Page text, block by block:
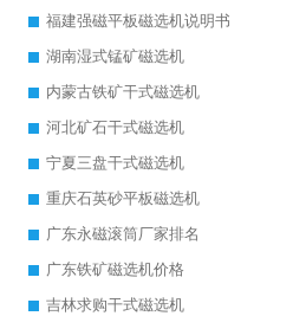
福建强磁平板磁选机说明书
湖南湿式锰矿磁选机
内蒙古铁矿干式磁选机
河北矿石干式磁选机
宁夏三盘干式磁选机
重庆石英砂平板磁选机
广东永磁滚筒厂家排名
广东铁矿磁选机价格
吉林求购干式磁选机